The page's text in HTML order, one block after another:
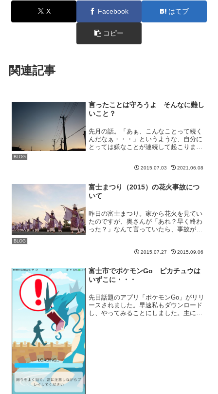
X Facebook はてブ
コピー
関連記事
BLOG
言ったことは守ろうよ そんなに難し
いこと？
先月の話。「あぁ、こんなことって続く
んだなぁ・・・」というような、自分に
とっては嫌なことが連続して起こりまし
を行っており、それを変えるつもりは今
2015.07.03 2021.06.08
BLOG
富士まつり（2015）の花火事故につ
いて
昨日の富士まつり。家から花火を見てい
たのですが、奥さんが「あれ？早く終わ
った？」なんて言っていたら、事故が起
明」も数年前に事故になり場所を変更し
2015.07.27 2015.09.06
富士市でポケモンGo ピカチュウは
いずこに・・・
先日話題のアプリ「ポケモンGo」がリリ
ースされました。早速私もダウンロード
し、やってみることにしました。主にプ